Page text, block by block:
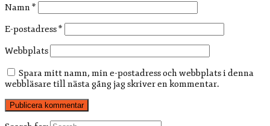
Namn*
E-postadress*
Webbplats
Spara mitt namn, min e-postadress och webbplats i denna
webbläsare till nästa gång jag skriver en kommentar.